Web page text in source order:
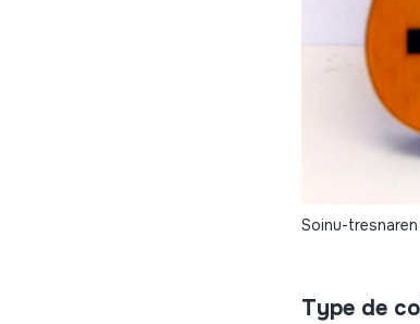
Soinu-
Type de